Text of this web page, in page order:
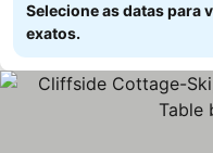
Selecione as datas para
exatos.